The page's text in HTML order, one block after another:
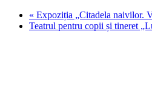
« Expoziția „Citadela naivilor.
Teatrul pentru copii și tineret